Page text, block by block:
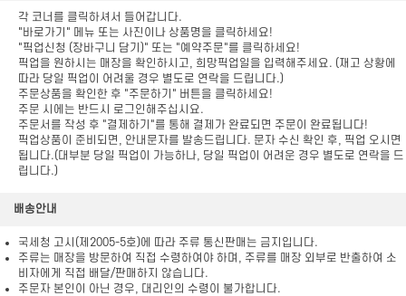
각 코너를 클릭하셔서 들어갑니다.
"바로가기" 메뉴 또는 사진이나 상품명을 클릭하세요!
"픽업신청 (장바구니 담기)" 또는 "예약주문"를 클릭하세요!
픽업을 원하시는 매장을 확인하시고, 희망픽업일을 입력해주세요. (재고 상황에
따라 당일 픽업이 어려울 경우 별도로 연락을 드립니다.)
주문상품을 확인한 후 "주문하기" 버튼을 클릭하세요!
주문 시에는 반드시 로그인해주십시요.
주문서를 작성 후 "결제하기"를 통해 결제가 완료되면 주문이 완료됩니다!
픽업상품이 준비되면, 안내문자를 발송드립니다. 문자 수신 확인 후, 픽업 오시면
됩니다.(대부분 당일 픽업이 가능하나, 당일 픽업이 어려운 경우 별도로 연락을 드
립니다.)
배송안내
국세청 고시(제2005-5호)에 따라 주류 통신판매는 금지입니다.
주류는 매장을 방문하여 직접 수령하여야 하며, 주류를 매장 외부로 반출하여 소
비자에게 직접 배달/판매하지 않습니다.
주문자 본인이 아닌 경우, 대리인의 수령이 불가합니다.